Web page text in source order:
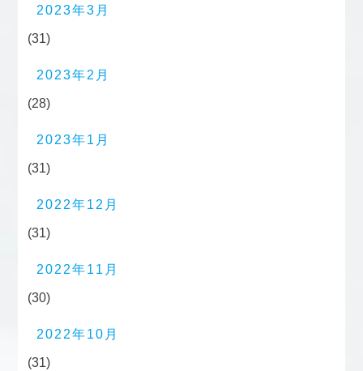
2023年3月
(31)
2023年2月
(28)
2023年1月
(31)
2022年12月
(31)
2022年11月
(30)
2022年10月
(31)